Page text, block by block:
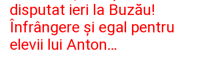
disputat ieri la Buzău!
Înfrângere şi egal pentru
elevii lui Anton…